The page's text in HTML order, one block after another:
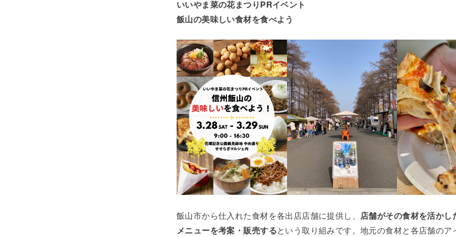
いいやま菜の花まつりPRイベント
飯山の美味しい食材を食べよう
飯山市から仕入れた食材を各出店店舗に提供し、 店舗がその食材を活かし
メニューを考案・販売するという取り組みです。地元の食材と各店舗のア